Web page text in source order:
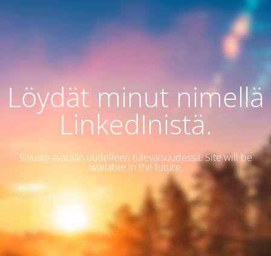
Löydät minut nimellä
LinkedInistä.
Sivusto avataan uudelleen tulevaisuudessa. Site will be
available in the future.